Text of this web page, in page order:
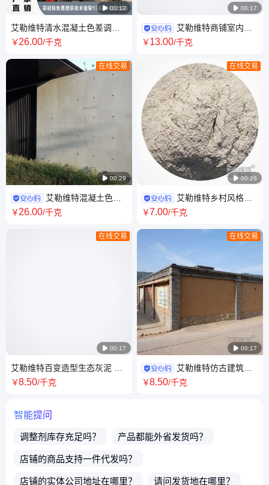
 00:12
艾勒维特清水混凝土色差调整
材水性涂料色差缺陷修补瑕疵
￥26.00/千克
 00:29
在线交易
艾勒维特混凝土色差
修整 桥梁涵洞高速透明保护
￥26.00/千克
 00:17
在线交易
艾勒维特百变造型生态灰泥 质
感肌理造型效果HN-001
￥8.50/千克
 00:17
艾勒维特商铺室内外
墙 地顶面整体无缝微水泥施工
￥13.00/千克
 00:26
在线交易
艾勒维特乡村风格仿
复古稻草漆涂料 夯土泥巴墙面
￥7.00/千克
 00:17
在线交易
艾勒维特仿古建筑泥
巴涂料 内墙稻草漆 美丽乡村改
￥8.50/千克
智能提问
调整剂 库存充足吗？ 产品都能外省发货吗？
店铺的商品支持一件代发吗？
店铺的实体公司地址在哪里？ 请问发货地在哪里？